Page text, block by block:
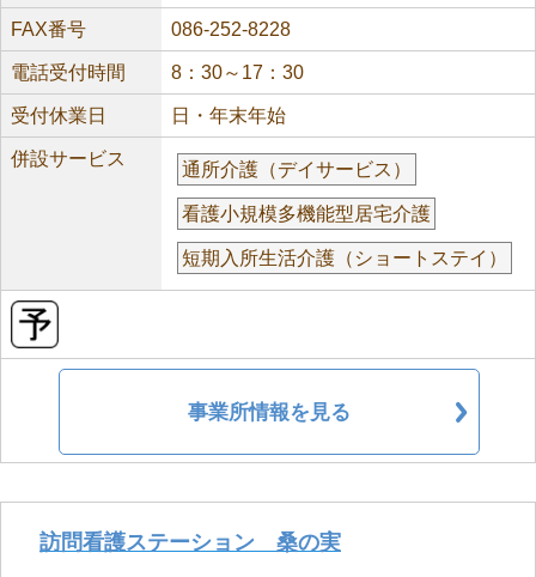
FAX番号 086-252-8228
電話受付時間 8：30～17：30
受付休業日 日・年末年始
併設サービス
通所介護（デイサービス）
看護小規模多機能型居宅介護
短期入所生活介護（ショートステイ）
事業所情報を見る
訪問看護ステーション 桑の実